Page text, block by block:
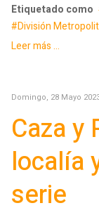
Etiquetado como
División
Leer más ...
Domingo, 28 Mayo
Caza y
localía
serie